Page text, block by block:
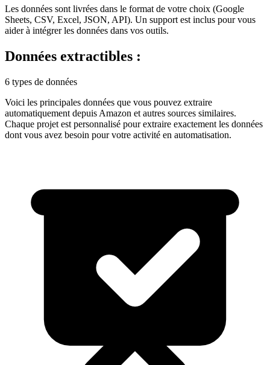
Les données sont livrées dans le format de votre choix (Google
Sheets, CSV, Excel, JSON, API). Un support est inclus pour vous
aider à intégrer les données dans vos outils.
Données extractibles :
6 types de données
Voici les principales données que vous pouvez extraire
automatiquement depuis Amazon et autres sources similaires.
Chaque projet est personnalisé pour extraire exactement les données
dont vous avez besoin pour votre activité en automatisation.